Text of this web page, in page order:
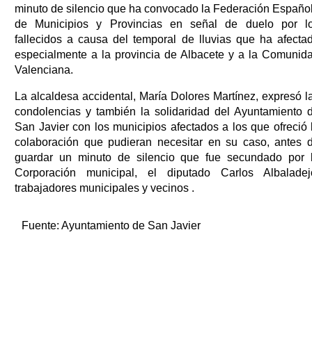
minuto de silencio que ha convocado la Federación
de Municipios y Provincias en señal de duelo por
fallecidos a causa del temporal de lluvias que ha
especialmente a la provincia de Albacete y a la
Valenciana.
La alcaldesa accidental, María Dolores Martínez, expresó
condolencias y también la solidaridad del Ayuntamiento
San Javier con los municipios afectados a los que ofreció
colaboración que pudieran necesitar en su caso, antes
guardar un minuto de silencio que fue secundado por
Corporación municipal, el diputado Carlos
trabajadores municipales y vecinos .
Fuente: Ayuntamiento de San Javier